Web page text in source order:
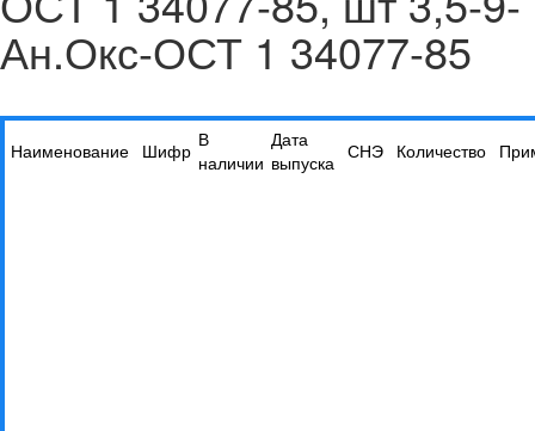
Ан.Окс-ОСТ 1 34077-85
Наименование Шифр В
наличии
Дата
выпуска СНЭ Количество